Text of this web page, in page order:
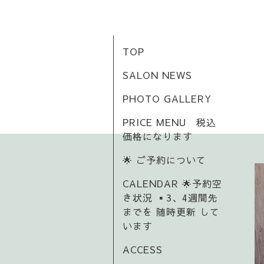
TOP
SALON NEWS
PHOTO GALLERY
PRICE MENU 税込
価格になります
🌟 ご予約について
CALENDAR 🌟予約空
き状況 ▪️3、4週間先
までを 随時更新 して
います
ACCESS